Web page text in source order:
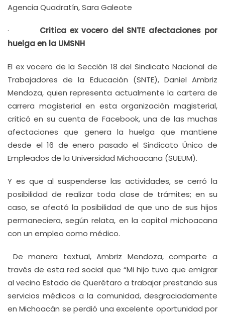
Agencia Quadratín, Sara Galeote
· Critica ex vocero del SNTE afectaciones por
huelga en la UMSNH
El ex vocero de la Sección 18 del Sindicato Nacional de
Trabajadores de la Educación (SNTE), Daniel Ambriz
Mendoza, quien representa actualmente la cartera de
carrera magisterial en esta organización magisterial,
criticó en su cuenta de Facebook, una de las muchas
afectaciones que genera la huelga que mantiene
desde el 16 de enero pasado el Sindicato Único de
Empleados de la Universidad Michoacana (SUEUM).
Y es que al suspenderse las actividades, se cerró la
posibilidad de realizar toda clase de trámites; en su
caso, se afectó la posibilidad de que uno de sus hijos
permaneciera, según relata, en la capital michoacana
con un empleo como médico.
De manera textual, Ambriz Mendoza, comparte a
través de esta red social que “Mi hijo tuvo que emigrar
al vecino Estado de Querétaro a trabajar prestando sus
servicios médicos a la comunidad, desgraciadamente
en Michoacán se perdió una excelente oportunidad por